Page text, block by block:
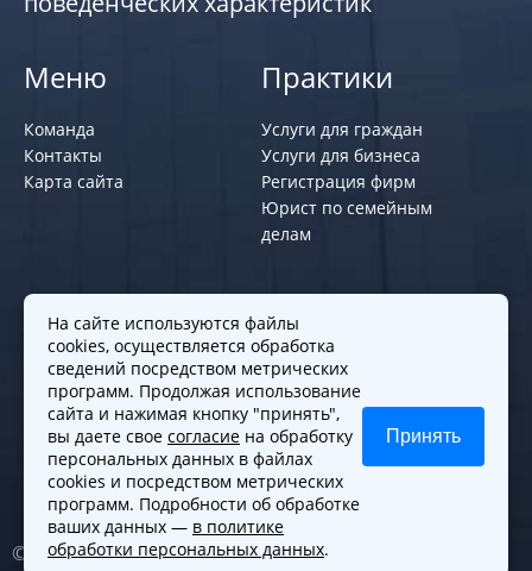
Меню
Команда
Контакты
Карта сайта
Практики
Услуги для граждан
Услуги для бизнеса
Регистрация фирм
Юрист по семейным
делам
Политики и правила
Политика обработки персональных
данных
Согласие на обработку cookies
Согласие на обработку персональных
данных
© 2010-2026. Все права защищены
На сайте используются файлы
cookies, осуществляется обработка
сведений посредством метрических
программ. Продолжая использование
сайта и нажимая кнопку "принять",
вы даете свое согласие на обработку
персональных данных в файлах
cookies и посредством метрических
программ. Подробности об обработке
ваших данных — в политике
обработки персональных данных.
Принять